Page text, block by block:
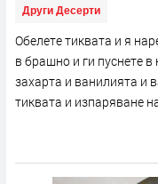
Други Десерти
Обелете тиквата и я
в брашно и ги пуснете
захарта и ванилията и
тиквата и изпаряване